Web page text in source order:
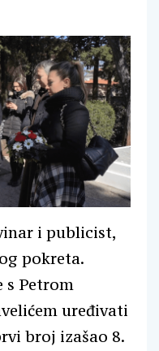
i publicist,
pokreta.
s Petrom
uređivati
broj izašao 8.